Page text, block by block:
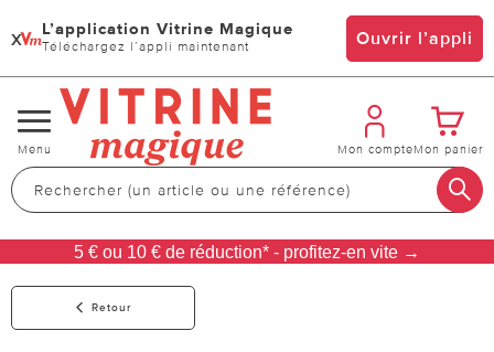
x L’application Vitrine Magique
Téléchargez l’appli maintenant Ouvrir l’appli
Changer
de
navigation
Menu Mon compteMon panier
5 € ou 10 € de réduction* - profitez-en vite →
Retour